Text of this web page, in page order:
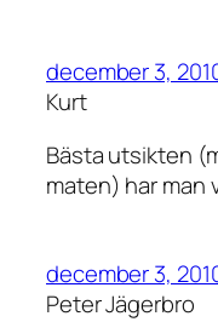
december 3,
Kurt
Bästa utsikten
maten) har man
december 3,
Peter Jägerbro